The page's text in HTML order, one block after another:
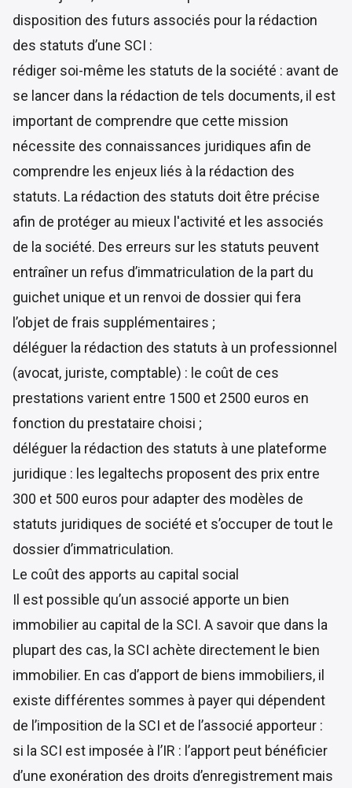
disposition des futurs associés pour la rédaction
des statuts d’une SCI :
rédiger soi-même les statuts de la société : avant de
se lancer dans la rédaction de tels documents, il est
important de comprendre que cette mission
nécessite des connaissances juridiques afin de
comprendre les enjeux liés à la rédaction des
statuts. La rédaction des statuts doit être précise
afin de protéger au mieux l'activité et les associés
de la société. Des erreurs sur les statuts peuvent
entraîner un refus d’immatriculation de la part du
guichet unique et un renvoi de dossier qui fera
l’objet de frais supplémentaires ;
déléguer la rédaction des statuts à un professionnel
(avocat, juriste, comptable) : le coût de ces
prestations varient entre 1500 et 2500 euros en
fonction du prestataire choisi ;
déléguer la rédaction des statuts à une plateforme
juridique : les legaltechs proposent des prix entre
300 et 500 euros pour adapter des modèles de
statuts juridiques de société et s’occuper de tout le
dossier d’immatriculation.
Le coût des apports au capital social
Il est possible qu’un associé apporte un bien
immobilier au capital de la SCI. A savoir que dans la
plupart des cas, la SCI achète directement le bien
immobilier. En cas d’apport de biens immobiliers, il
existe différentes sommes à payer qui dépendent
de l’imposition de la SCI et de l’associé apporteur :
si la SCI est imposée à l’IR : l’apport peut bénéficier
d’une exonération des droits d’enregistrement mais